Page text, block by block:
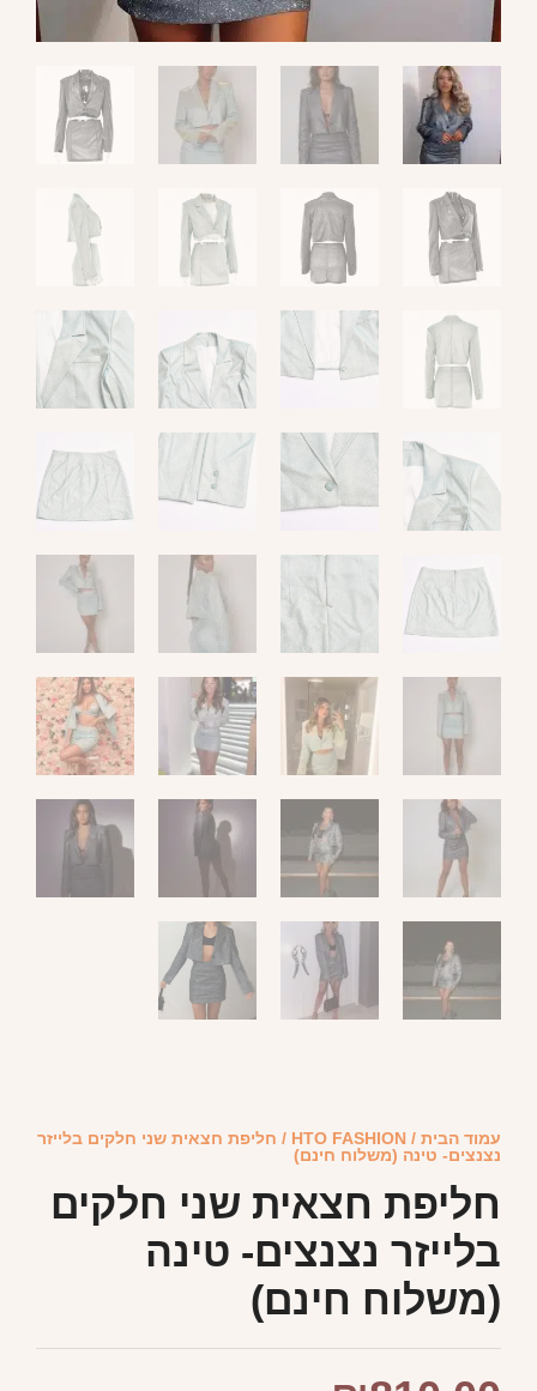
עמוד הבית /
HTO FASHION / חליפת חצאית שני חלקים בלייזר
נצנצים- טינה (משלוח חינם)
חליפת חצאית שני חלקים
בלייזר נצנצים- טינה
(משלוח חינם)